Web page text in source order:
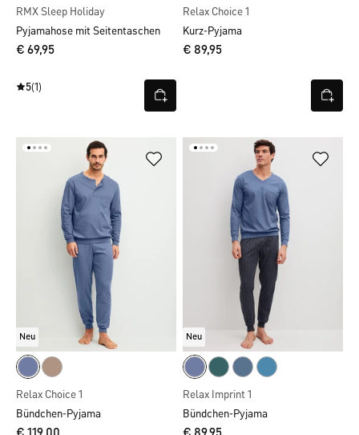
RMX Sleep Holiday
Pyjamahose mit Seitentaschen
€ 69,95
5(1)
Relax Choice 1
Kurz-Pyjama
€ 89,95
Neu
Relax Choice 1
Bündchen-Pyjama
Neu
Relax Imprint 1
Bündchen-Pyjama